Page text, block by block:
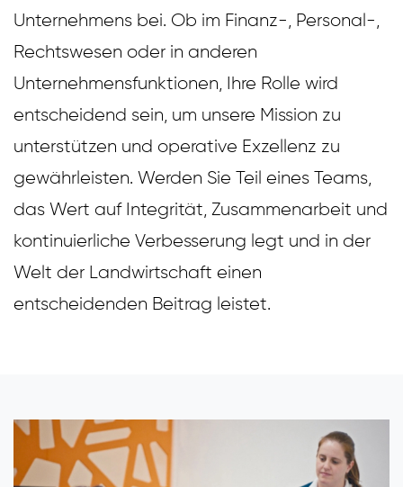
Unternehmens bei. Ob im Finanz-, Personal-,
Rechtswesen oder in anderen
Unternehmensfunktionen, Ihre Rolle wird
entscheidend sein, um unsere Mission zu
unterstützen und operative Exzellenz zu
gewährleisten. Werden Sie Teil eines Teams,
das Wert auf Integrität, Zusammenarbeit und
kontinuierliche Verbesserung legt und in der
Welt der Landwirtschaft einen
entscheidenden Beitrag leistet.